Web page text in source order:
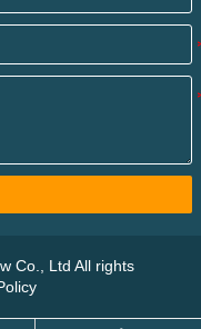
Co., Ltd All rights